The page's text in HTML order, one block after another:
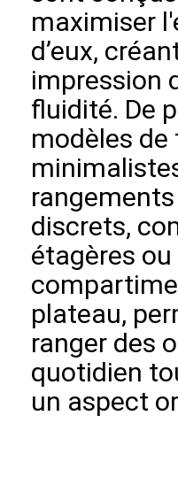
maximiser
d’eux,
impression
fluidité. De
modèles de
discrets,
étagères ou
plateau,
ranger des
quotidien
un aspect